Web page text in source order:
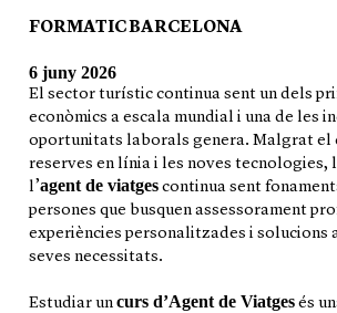
FORMATIC BARCELONA
6 juny 2026
El sector turístic continua sent un dels
econòmics a escala mundial i una de les
oportunitats laborals genera. Malgrat el
reserves en línia i les noves tecnologies,
l’agent de viatges continua sent
persones que busquen assessorament
experiències personalitzades i solucions
seves necessitats.
Estudiar un curs d’Agent de Viatges és